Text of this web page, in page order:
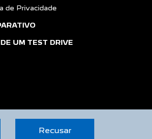
um Emotion Drive
Conosco
de Privacidade
Recusar